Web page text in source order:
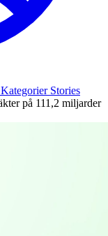
Kategorier Stories
på 111,2 miljarder